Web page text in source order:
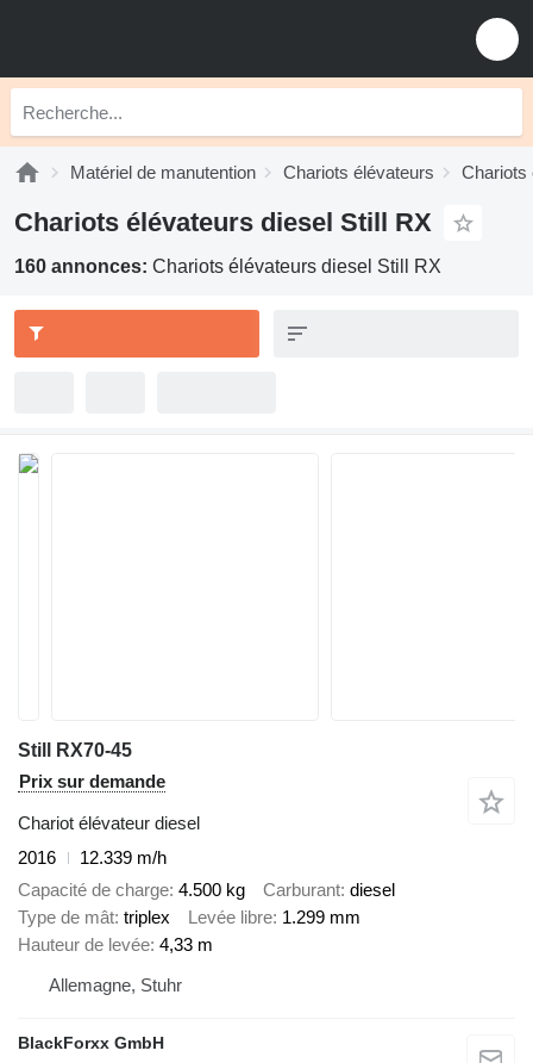
Matériel de manutention Chariots élévateurs Chariots
Chariots élévateurs diesel Still RX
160 annonces: Chariots élévateurs diesel Still RX
Still RX70-45
Prix sur demande
Chariot élévateur diesel
2016
12.339 m/h
Capacité de charge 4.500 kg Carburant diesel
Type de mât triplex Levée libre 1.299 mm
Hauteur de levée 4,33 m
Allemagne, Stuhr
BlackForxx GmbH